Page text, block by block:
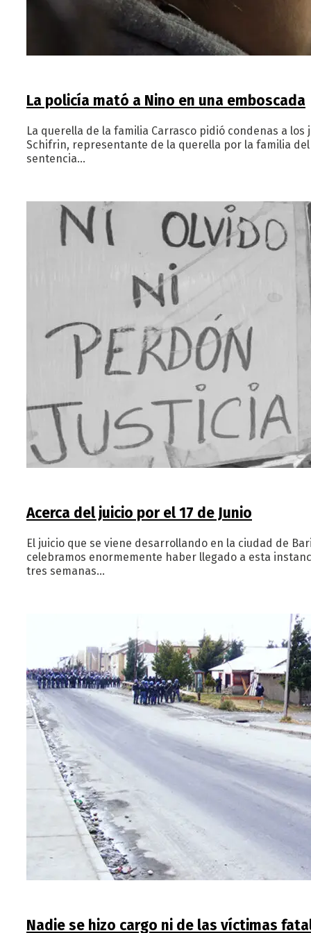
La policía mató a Nino en una emboscada
La querella de la familia Carrasco pidió condenas a
Schifrin, representante de la querella por la familia
sentencia…
Acerca del juicio por el 17 de Junio
El juicio que se viene desarrollando en la ciudad de
celebramos enormemente haber llegado a esta
tres semanas…
Nadie se hizo cargo ni de las víctimas